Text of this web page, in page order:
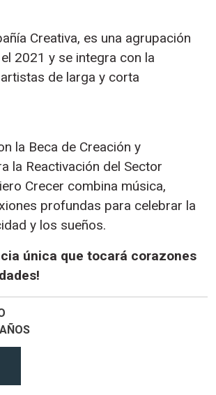
Creativa, es una agrupación
2021 y se integra con la
de larga y corta
la Beca de Creación y
la Reactivación del Sector
Crecer combina música,
profundas para celebrar la
y los sueños.
única que tocará corazones